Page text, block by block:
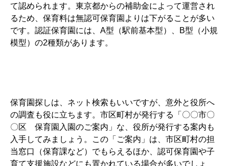
て認められます。東京都からの補助金によって運営され
るため、保育料は無認可保育園よりは下がることが多い
です。認証保育園には、A型（駅前基本型）、B型（小規
模型）の2種類があります。
保育園探しは、ネット検索もいいですが、意外と役所へ
の調査も役に立ちます。市区町村が発行する「〇〇市〇
〇区 保育園入園のご案内」な、役所が発行する案内も
入手してみましょう。この「ご案内」は、市区町村の担
当窓口（保育課など）でもらえるほか、認可保育園や子
育て支援施設などにも置かれている場合が多いでしょ